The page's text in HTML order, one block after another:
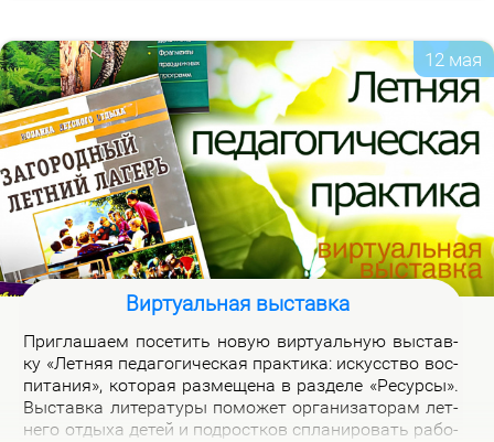
12 мая
Виртуальная выставка
При­гла­ша­ем по­се­тить но­вую вир­ту­аль­ную вы­став­
ку «Лет­няя пе­да­го­ги­че­ская прак­ти­ка: ис­кус­ство вос­
пи­та­ния», ко­то­рая раз­ме­ще­на в раз­де­ле «Ре­сур­сы».
Вы­став­ка ли­те­ра­ту­ры по­мо­жет ор­га­ни­за­то­рам лет­
не­го от­ды­ха де­тей и под­рост­ков спла­ни­ро­вать ра­бо­